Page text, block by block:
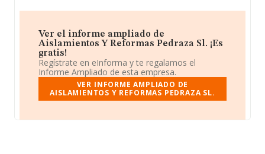
Ver el informe ampliado de
Aislamientos Y Reformas Pedraza Sl. ¡Es
gratis!
Regístrate en eInforma y te regalamos el
Informe Ampliado de esta empresa.
VER INFORME AMPLIADO DE
AISLAMIENTOS Y REFORMAS PEDRAZA SL.